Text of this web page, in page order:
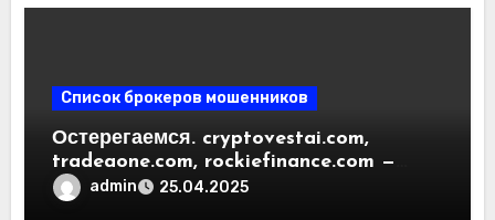
Список брокеров мошенников
Остерегаемся. cryptovestai.com,
tradeaone.com, rockiefinance.com —
обзор новых платформ для
трейдинга. Отзывы пользователей
admin 25.04.2025